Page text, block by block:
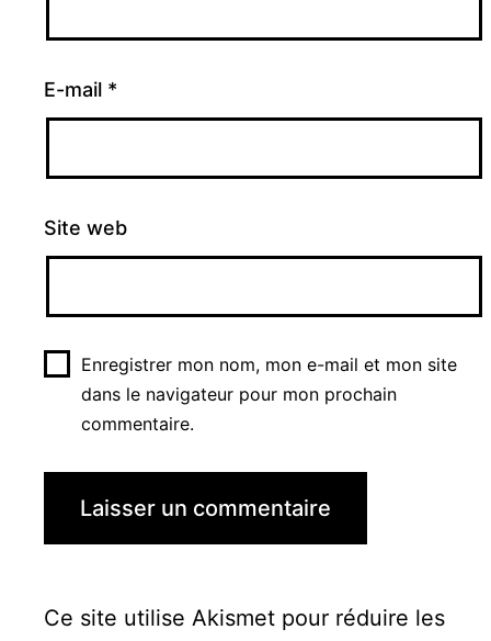
E-mail *
Site web
Enregistrer mon nom, mon e-mail et mon site
dans le navigateur pour mon prochain
commentaire.
Ce site utilise Akismet pour réduire les